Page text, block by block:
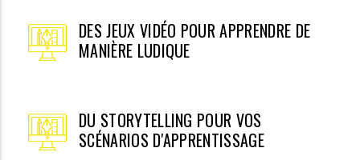
DES JEUX VIDÉO POUR APPRENDRE DE
MANIÈRE LUDIQUE
DU STORYTELLING POUR VOS
SCÉNARIOS D'APPRENTISSAGE